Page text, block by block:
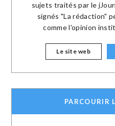
sujets traités par le
signés "La rédaction"
comme l'opinion
Le site web
PARCOURIR